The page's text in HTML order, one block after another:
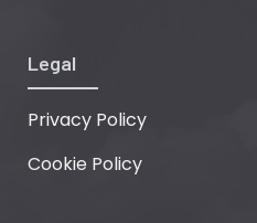
Legal
Privacy Policy
Cookie Policy